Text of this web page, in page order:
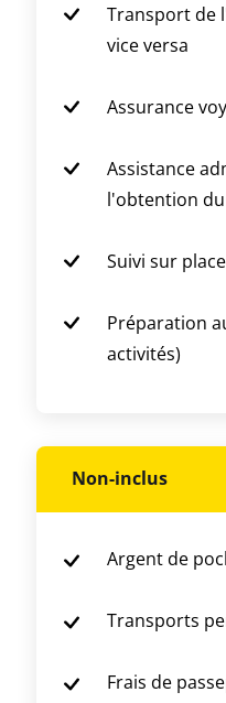
Transport de
vice versa
Assurance
Assistance
l'obtention du
Suivi sur
Préparation
activités)
Non-inclus
Argent de
Transports
Frais de